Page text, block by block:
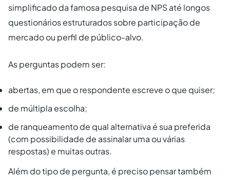
simplificado da famosa pesquisa de NPS até longos
questionários estruturados sobre participação de
mercado ou perfil de público-alvo.
As perguntas podem ser:
abertas, em que o respondente escreve o que quiser;
de múltipla escolha;
de ranqueamento de qual alternativa é sua preferida
(com possibilidade de assinalar uma ou várias
respostas) e muitas outras.
Além do tipo de pergunta, é preciso pensar também